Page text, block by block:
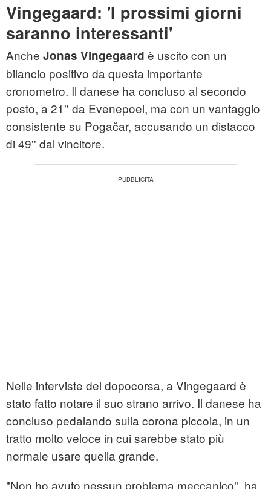
Vingegaard: 'I prossimi giorni
saranno interessanti'
Anche Jonas Vingegaard è uscito con un
bilancio positivo da questa importante
cronometro. Il danese ha concluso al secondo
posto, a 21'' da Evenepoel, ma con un vantaggio
consistente su Pogačar, accusando un distacco
di 49'' dal vincitore.
Nelle interviste del dopocorsa, a Vingegaard è
stato fatto notare il suo strano arrivo. Il danese ha
concluso pedalando sulla corona piccola, in un
tratto molto veloce in cui sarebbe stato più
normale usare quella grande.
"Non ho avuto nessun problema meccanico", ha